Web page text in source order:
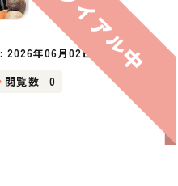
2026年06月02日
閲覧数 0